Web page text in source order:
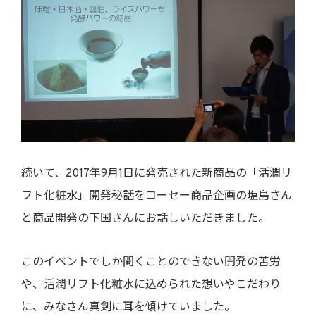
続いて、2017年9月1日に発売された新商品の「活潤リ
フト化粧水」開発秘話をコーセー商品企画の塩島さん
と商品開発の下国さんにお話しいただきました。
このイベントでしか聞くことのできない開発の苦労
や、活潤リフト化粧水に込められた想いやこだわり
に、みなさん真剣に耳を傾けていました。